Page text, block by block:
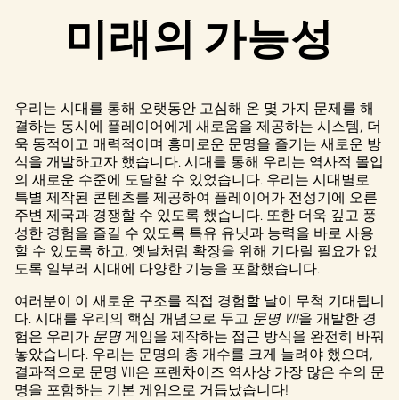
미래의 가능성
우리는 시대를 통해 오랫동안 고심해 온 몇 가지 문제를 해
결하는 동시에 플레이어에게 새로움을 제공하는 시스템, 더
욱 동적이고 매력적이며 흥미로운 문명을 즐기는 새로운 방
식을 개발하고자 했습니다. 시대를 통해 우리는 역사적 몰입
의 새로운 수준에 도달할 수 있었습니다. 우리는 시대별로
특별 제작된 콘텐츠를 제공하여 플레이어가 전성기에 오른
주변 제국과 경쟁할 수 있도록 했습니다. 또한 더욱 깊고 풍
성한 경험을 즐길 수 있도록 특유 유닛과 능력을 바로 사용
할 수 있도록 하고, 옛날처럼 확장을 위해 기다릴 필요가 없
도록 일부러 시대에 다양한 기능을 포함했습니다.
여러분이 이 새로운 구조를 직접 경험할 날이 무척 기대됩니
다. 시대를 우리의 핵심 개념으로 두고 문명 VII을 개발한 경
험은 우리가 문명게임을 제작하는 접근 방식을 완전히 바꿔
놓았습니다. 우리는 문명의 총 개수를 크게 늘려야 했으며,
결과적으로 문명 VII은 프랜차이즈 역사상 가장 많은 수의 문
명을 포함하는 기본 게임으로 거듭났습니다!